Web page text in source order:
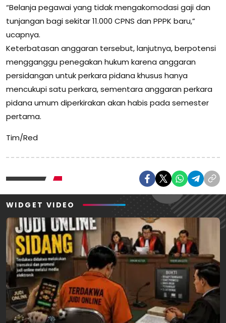
“Belanja pegawai yang tidak mengakomodasi gaji dan
tunjangan bagi sekitar 11.000 CPNS dan PPPK baru,”
ucapnya.
Keterbatasan anggaran tersebut, lanjutnya, berpotensi
mengganggu penegakan hukum karena anggaran
persidangan untuk perkara pidana khusus hanya
mencukupi satu perkara, sementara anggaran perkara
pidana umum diperkirakan akan habis pada semester
pertama.
Tim/Red
WIDGET VIDEO